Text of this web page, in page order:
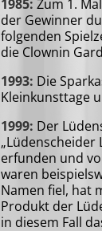
1985: Zum 1.
der Gewinner
folgenden
die Clownin
1993: Die
Kleinkunsttage
1999: Der
„Lüdenscheider
erfunden und
waren
Namen fiel, hat
Produkt der
in diesem Fall